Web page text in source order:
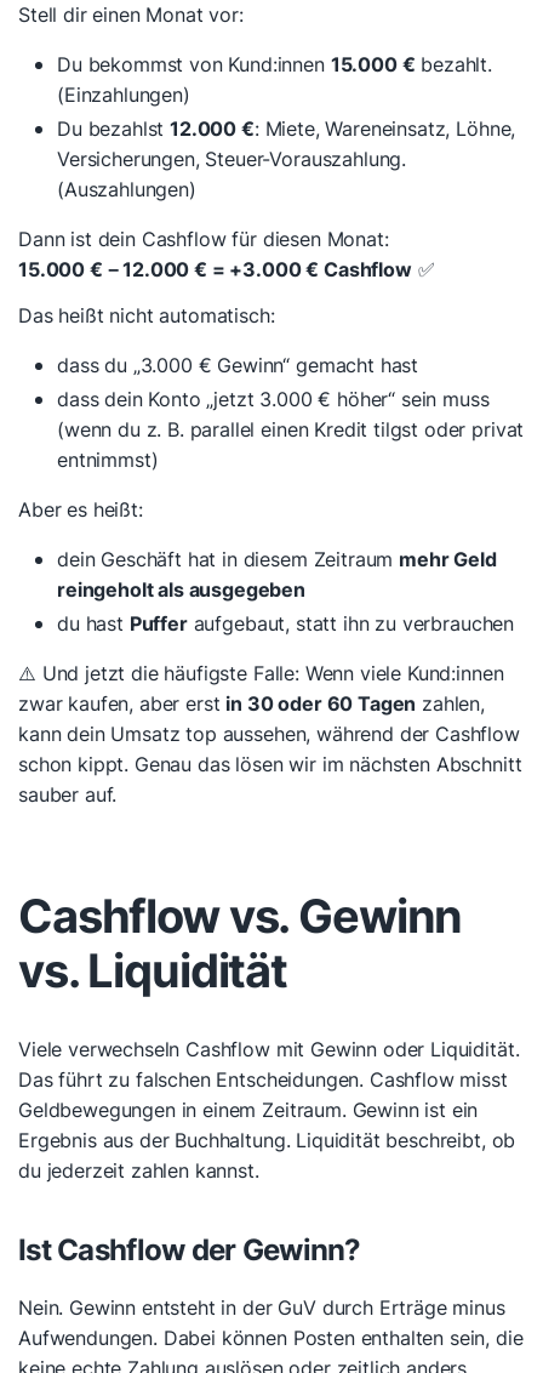
Stell dir einen Monat vor:
Du bekommst von Kund:innen 15.000 € bezahlt.
(Einzahlungen)
Du bezahlst12.000 €: Miete, Wareneinsatz, Löhne,
Versicherungen, Steuer-Vorauszahlung.
(Auszahlungen)
Dann ist dein Cashflow für diesen Monat:
15.000 € − 12.000 € = +3.000 € Cashflow✅
Das heißt nicht automatisch:
dass du „3.000 € Gewinn“ gemacht hast
dass dein Konto „jetzt 3.000 € höher“ sein muss
(wenn du z. B. parallel einen Kredit tilgst oder privat
entnimmst)
Aber es heißt:
dein Geschäft hat in diesem Zeitraum mehr Geld
reingeholt als ausgegeben
du hast Pufferaufgebaut, statt ihn zu verbrauchen
⚠️ Und jetzt die häufigste Falle: Wenn viele Kund:innen
zwar kaufen, aber erst in 30 oder 60 Tagen zahlen,
kann dein Umsatz top aussehen, während der Cashflow
schon kippt. Genau das lösen wir im nächsten Abschnitt
sauber auf.
Cashflow vs. Gewinn
vs. Liquidität
Viele verwechseln Cashflow mit Gewinn oder Liquidität.
Das führt zu falschen Entscheidungen. Cashflow misst
Geldbewegungen in einem Zeitraum. Gewinn ist ein
Ergebnis aus der Buchhaltung. Liquidität beschreibt, ob
du jederzeit zahlen kannst.
Ist Cashflow der Gewinn?
Nein. Gewinn entsteht in der GuV durch Erträge minus
Aufwendungen. Dabei können Posten enthalten sein, die